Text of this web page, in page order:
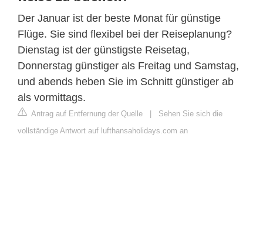
Der Januar ist der beste Monat für günstige
Flüge. Sie sind flexibel bei der Reiseplanung?
Dienstag ist der günstigste Reisetag,
Donnerstag günstiger als Freitag und Samstag,
und abends heben Sie im Schnitt günstiger ab
als vormittags.
Antrag auf Entfernung der Quelle | Sehen Sie sich die
vollständige Antwort auf lufthansaholidays.com an